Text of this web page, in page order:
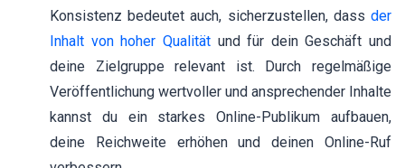
Konsistenz bedeutet auch, sicherzustellen, dass der
Inhalt von hoher Qualitätund für dein Geschäft und
deine Zielgruppe relevant ist. Durch regelmäßige
Veröffentlichung wertvoller und ansprechender Inhalte
kannst du ein starkes Online-Publikum aufbauen,
deine Reichweite erhöhen und deinen Online-Ruf